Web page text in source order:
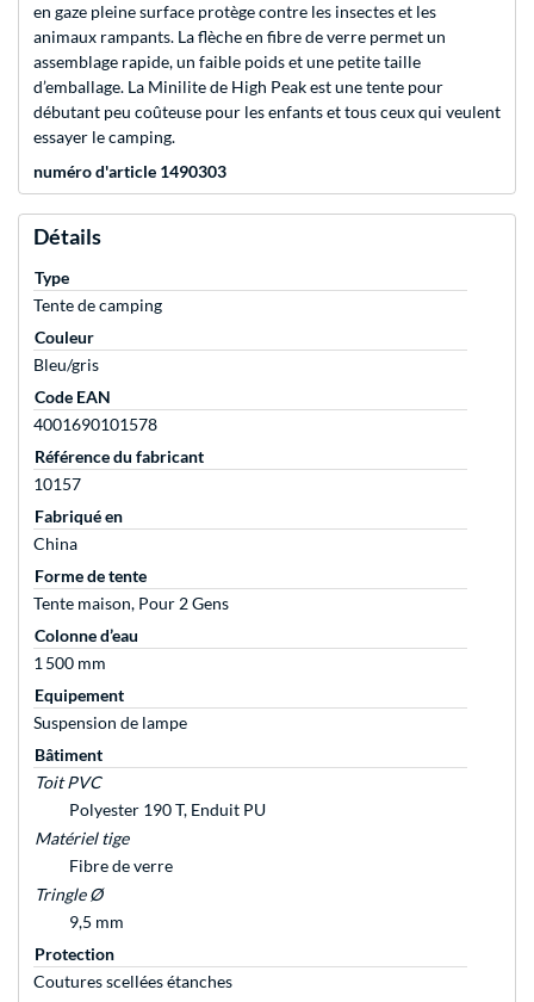
en gaze pleine surface protège contre les insectes et les
animaux rampants. La flèche en fibre de verre permet un
assemblage rapide, un faible poids et une petite taille
d’emballage. La Minilite de High Peak est une tente pour
débutant peu coûteuse pour les enfants et tous ceux qui veulent
essayer le camping.
numéro d'article 1490303
Détails
Type
Tente de camping
Couleur
Bleu/gris
Code EAN
4001690101578
Référence du fabricant
10157
Fabriqué en
China
Forme de tente
Tente maison, Pour 2 Gens
Colonne d’eau
1 500 mm
Equipement
Suspension de lampe
Bâtiment
Toit PVC
Polyester 190 T, Enduit PU
Matériel tige
Fibre de verre
Tringle Ø
9,5 mm
Protection
Coutures scellées étanches